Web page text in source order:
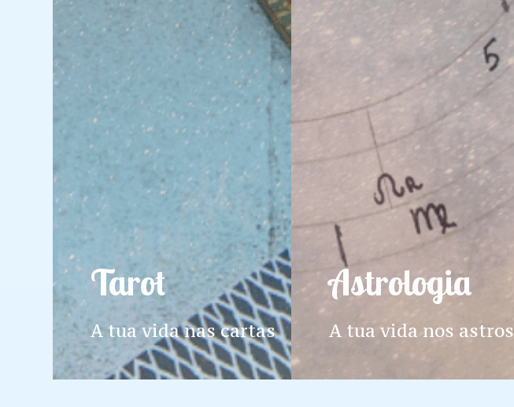
Tarot
A tua vida nas cartas
Astrologia
A tua vida nos astros